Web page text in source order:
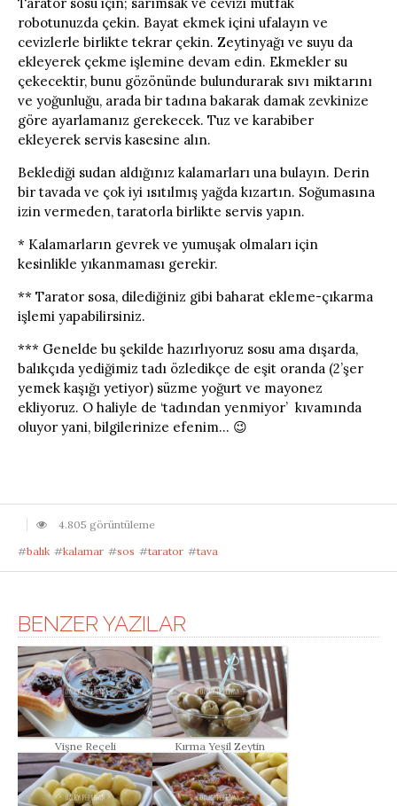
Tarator sosu için; sarımsak ve cevizi mutfak
robotunuzda çekin. Bayat ekmek içini ufalayın ve
cevizlerle birlikte tekrar çekin. Zeytinyağı ve suyu da
ekleyerek çekme işlemine devam edin. Ekmekler su
çekecektir, bunu gözönünde bulundurarak sıvı miktarını
ve yoğunluğu, arada bir tadına bakarak damak zevkinize
göre ayarlamanız gerekecek. Tuz ve karabiber
ekleyerek servis kasesine alın.
Beklediği sudan aldığınız kalamarları una bulayın. Derin
bir tavada ve çok iyi ısıtılmış yağda kızartın. Soğumasına
izin vermeden, taratorla birlikte servis yapın.
* Kalamarların gevrek ve yumuşak olmaları için
kesinlikle yıkanmaması gerekir.
** Tarator sosa, dilediğiniz gibi baharat ekleme-çıkarma
işlemi yapabilirsiniz.
*** Genelde bu şekilde hazırlıyoruz sosu ama dışarda,
balıkçıda yediğimiz tadı özledikçe de eşit oranda (2’şer
yemek kaşığı yetiyor) süzme yoğurt ve mayonez
ekliyoruz. O haliyle de ‘tadından yenmiyor’ kıvamında
oluyor yani, bilgilerinize efenim… 😉
4.805 görüntüleme
#balık #kalamar #sos #tarator #tava
BENZER YAZILAR
Vişne Reçeli Kırma Yeşil Zeytin